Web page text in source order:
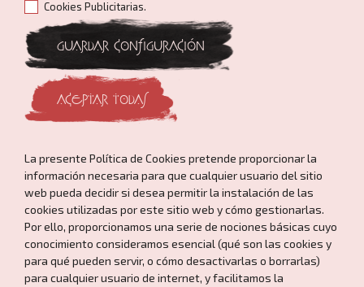
Cookies Publicitarias.
GUARDAR CONFIGURACIÓN
ACEPTAR TODAS
La presente Política de Cookies pretende proporcionar la
información necesaria para que cualquier usuario del sitio
web pueda decidir si desea permitir la instalación de las
cookies utilizadas por este sitio web y cómo gestionarlas.
Por ello, proporcionamos una serie de nociones básicas cuyo
conocimiento consideramos esencial (qué son las cookies y
para qué pueden servir, o cómo desactivarlas o borrarlas)
para cualquier usuario de internet, y facilitamos la